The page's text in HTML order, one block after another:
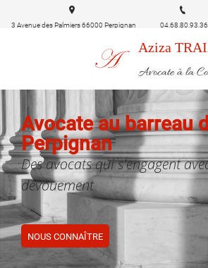
Aziza
Avocate à la
3 Avenue des Palmiers 66000 Perpignan 04.68.80.93.36
Avocate au barreau
Perpignan
Des avocats qui s'engagent
dévouement
NOUS CONNAÎTRE